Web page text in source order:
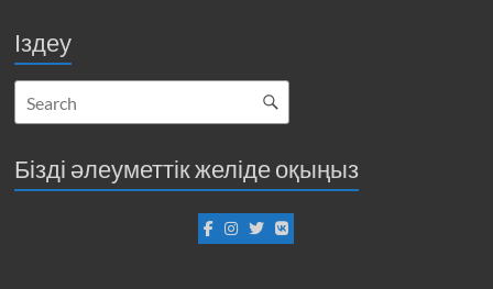
Іздеу
Бізді әлеуметтік желіде оқыңыз